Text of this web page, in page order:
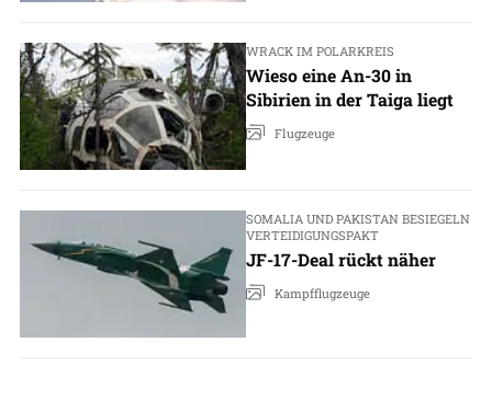
WRACK IM POLARKREIS
Wieso eine An-30 in
Sibirien in der Taiga liegt
Flugzeuge
SOMALIA UND PAKISTAN BESIEGELN
VERTEIDIGUNGSPAKT
JF-17-Deal rückt näher
Kampfflugzeuge